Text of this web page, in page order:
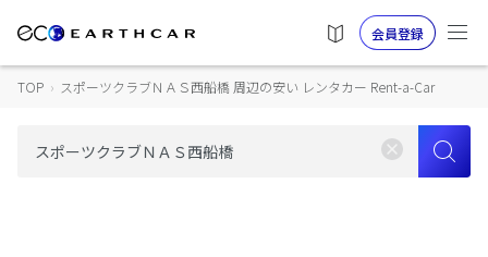
会員登録
TOP › スポーツクラブＮＡＳ西船橋 周辺の安い レンタカー Rent-a-Car